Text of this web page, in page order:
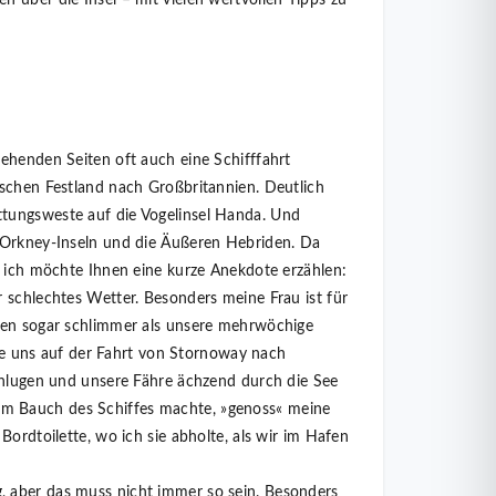
Seiten oft auch eine Schifffahrt
Festland nach Großbritannien. Deutlich
auf die Vogelinsel Handa. Und
Inseln und die Äußeren Hebriden. Da
möchte Ihnen eine kurze Anekdote erzählen:
Wetter. Besonders meine Frau ist für
sogar schlimmer als unsere mehrwöchige
uns auf der Fahrt von Stornoway nach
und unsere Fähre ächzend durch die See
Bauch des Schiffes machte, »genoss« meine
wo ich sie abholte, als wir im Hafen
das muss nicht immer so sein. Besonders